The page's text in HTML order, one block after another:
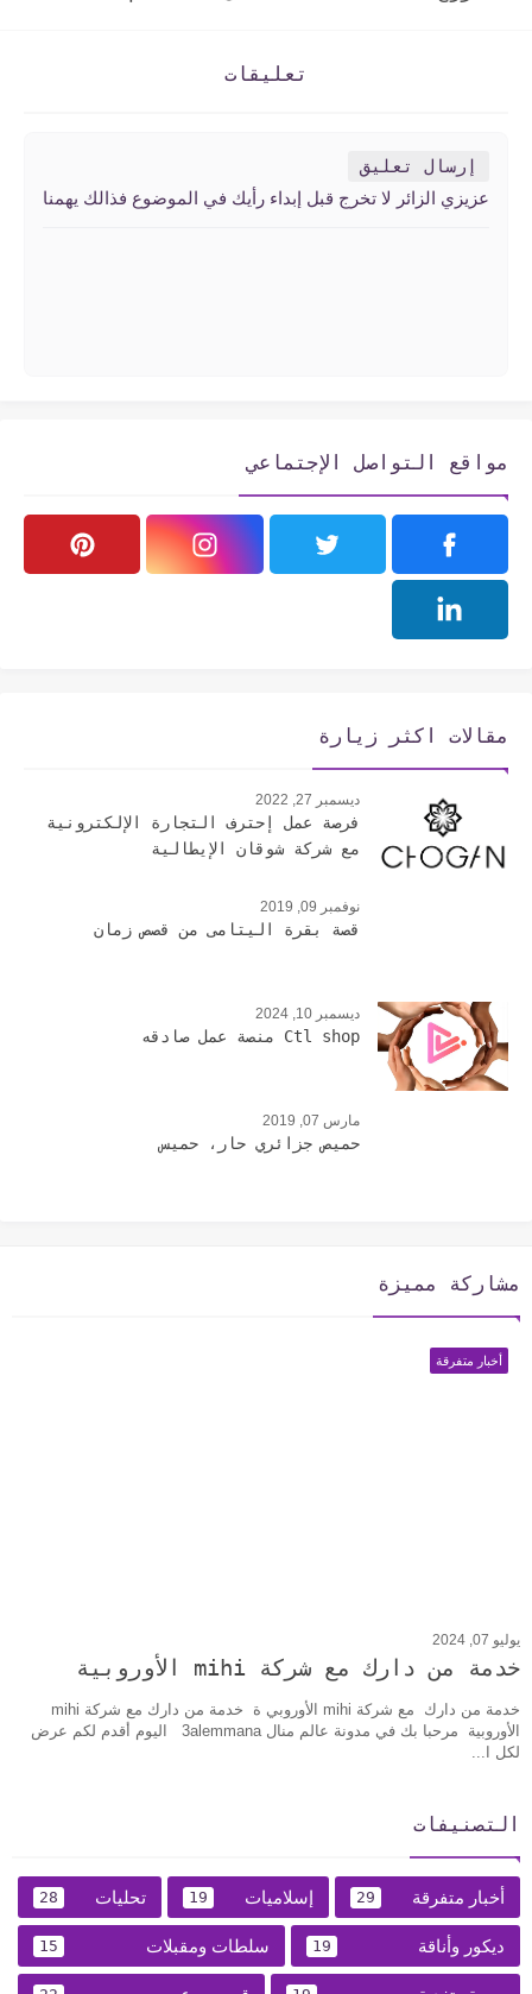
تعليقات
إرسال تعليق
عزيزي الزائر لا تخرج قبل إبداء رأيك في الموضوع فذالك يهمنا
مواقع التواصل الإجتماعي
مقالات اكثر زيارة
ديسمبر 27, 2022
فرصة عمل إحترف التجارة الإلكترونية
مع شركة شوقان الإيطالية
نوفمبر 09, 2019
قصة بقرة اليتامى من قصص زمان
ديسمبر 10, 2024
Ctl shop منصة عمل صادقه
مارس 07, 2019
حميص جزائري حار، حميس
مشاركة مميزة
أخبار متفرقة
يوليو 07, 2024
خدمة من دارك مع شركة mihi الأوروبية
خدمة من دارك مع شركة mihi الأوروبي ة خدمة من دارك مع شركة mihi
الأوروبية مرحبا بك في مدونة عالم منال 3alemmana اليوم أقدم لكم عرض
لكل ا...
التصنيفات
أخبار متفرقة 29 إسلاميات 19 تحليات 28
ديكور وأناقة 19 سلطات ومقبلات 15